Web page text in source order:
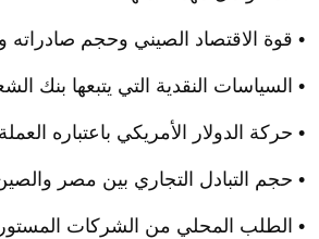
• قوة الاقتصاد الصيني وحجم صادراته
• السياسات النقدية التي يتبعها بنك
• حركة الدولار الأمريكي باعتباره
• حجم التبادل التجاري بين مصر
• الطلب المحلي من الشركات